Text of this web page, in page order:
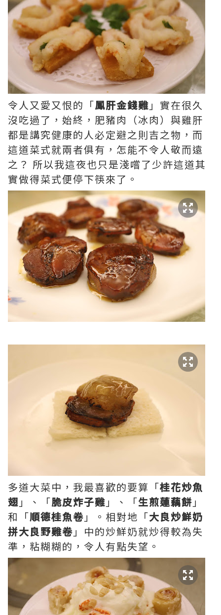
令人又愛又恨的「鳳肝金錢雞 」實在很久
沒吃過了，始終，肥豬肉（冰肉）與雞肝
都是講究健康的人必定避之則吉之物，而
這道菜式就兩者俱有，怎能不令人敬而遠
之？ 所以我這夜也只是淺嚐了少許這道其
實做得菜式便停下筷來了。
多道大菜中，我最喜歡的要算「桂花炒魚
翅 」、「脆皮炸子雞 」、「生煎蓮藕餅 」
和「順德桂魚卷 」。相對地「大良炒鮮奶
拼大良野雞卷 」中的炒鮮奶就炒得較為失
準，粘糊糊的，令人有點失望。